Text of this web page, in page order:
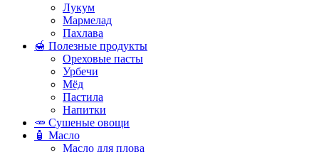
Лукум
Мармелад
Пахлава
🍯 Полезные продукты
Ореховые пасты
Урбечи
Мёд
Пастила
Напитки
🥕 Сушеные овощи
🧴 Масло
Масло для плова